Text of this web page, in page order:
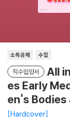
소득공제 수입
직수입양서
All
es Early
en's
Hardcover